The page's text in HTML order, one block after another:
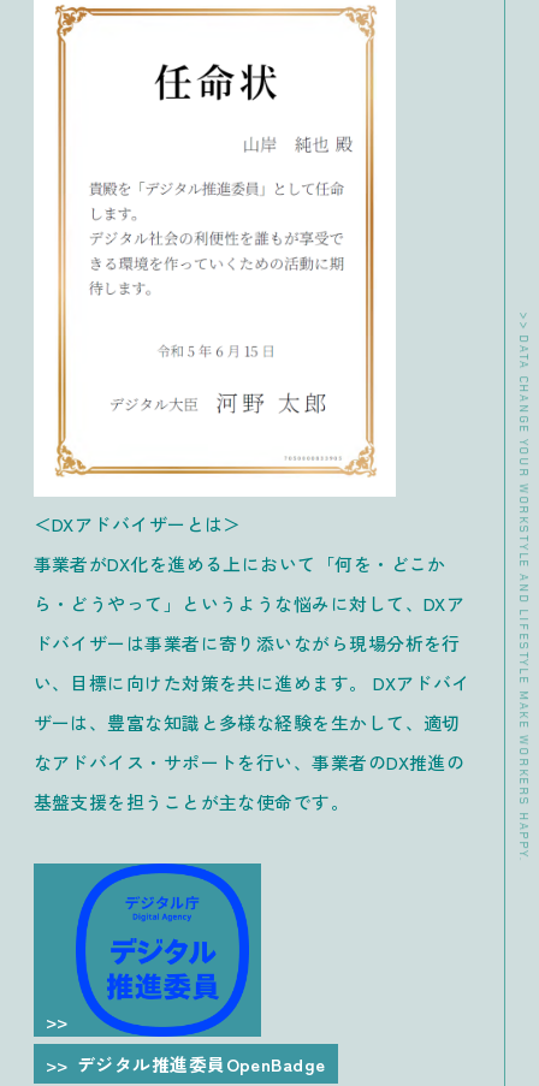
>> DATA CHANGE YOUR WORKSTYLE AND LIFESTYLE MAKE WORKERS HAPPY.
＜DXアドバイザーとは＞
事業者がDX化を進める上において「何を・どこか
ら・どうやって」というような悩みに対して、DXア
ドバイザーは事業者に寄り添いながら現場分析を行
い、目標に向けた対策を共に進めます。 DXアドバイ
ザーは、豊富な知識と多様な経験を生かして、適切
なアドバイス・サポートを行い、事業者のDX推進の
基盤支援を担うことが主な使命です。
デジタル推進委員OpenBadge